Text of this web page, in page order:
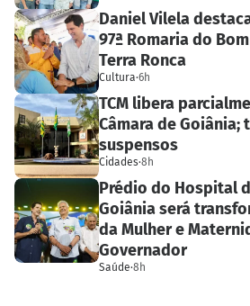
Daniel Vilela
97ª Romaria do
Terra Ronca
Cultura·6h
TCM libera
Câmara de Goiânia;
suspensos
Cidades·8h
Prédio do Hospital
Goiânia será
da Mulher e
Governador
Saúde·8h